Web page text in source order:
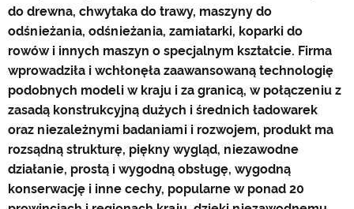
do drewna, chwytaka do trawy, maszyny do
odśnieżania, odśnieżania, zamiatarki, koparki do
rowów i innych maszyn o specjalnym kształcie. Firma
wprowadziła i wchłonęła zaawansowaną technologię
podobnych modeli w kraju i za granicą, w połączeniu z
zasadą konstrukcyjną dużych i średnich ładowarek
oraz niezależnymi badaniami i rozwojem, produkt ma
rozsądną strukturę, piękny wygląd, niezawodne
działanie, prostą i wygodną obsługę, wygodną
konserwację i inne cechy, popularne w ponad 20